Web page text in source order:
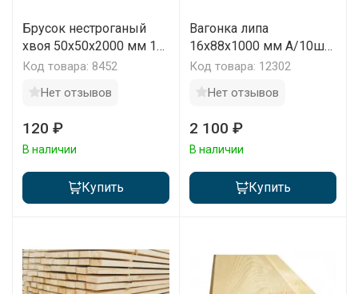
Брусок нестроганый
хвоя 50x50x2000 мм 1
шт
Код товара: 8452
Нет отзывов
120 ₽
В наличии
Купить
Вагонка липа
16х88х1000 мм А/10шт
упаковка
Код товара: 12302
Нет отзывов
2 100 ₽
В наличии
Купить